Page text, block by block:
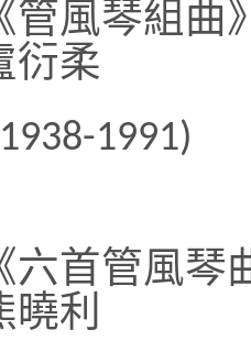
管風琴組曲
衍柔
1991)
六首管風
曉利